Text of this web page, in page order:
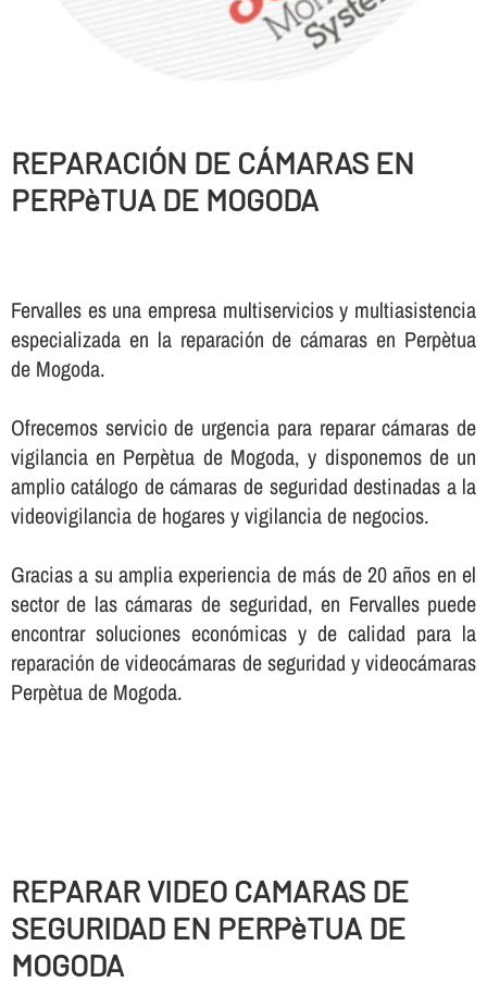
REPARACIÓN DE CÁMARAS EN
PERPèTUA DE MOGODA
Fervalles es una empresa multiservicios y multiasistencia
especializada en la reparación de cámaras en Perpètua
de Mogoda.
Ofrecemos servicio de urgencia para reparar cámaras de
vigilancia en Perpètua de Mogoda, y disponemos de un
amplio catálogo de cámaras de seguridad destinadas a la
videovigilancia de hogares y vigilancia de negocios.
Gracias a su amplia experiencia de más de 20 años en el
sector de las cámaras de seguridad, en Fervalles puede
encontrar soluciones económicas y de calidad para la
reparación de videocámaras de seguridad y videocámaras
Perpètua de Mogoda.
REPARAR VIDEO CAMARAS DE
SEGURIDAD EN PERPèTUA DE
MOGODA